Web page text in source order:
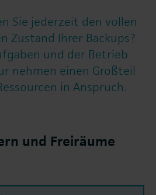
Sie jederzeit den vollen
Zustand Ihrer Backups?
und der Betrieb
nehmen einen Großteil
in Anspruch.
und Freiräume